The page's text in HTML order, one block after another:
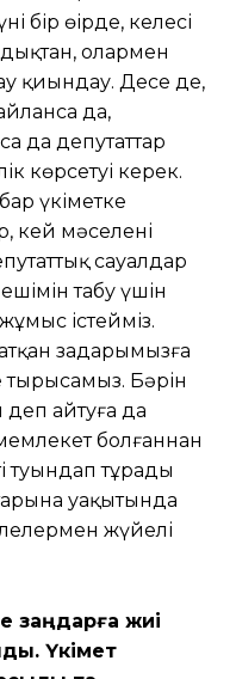
бір өңірде, келесі
олармен
қиындау. Десе де,
да,
да депутаттар
көрсетуі керек.
үкіметке
кей мəселені
сауалдар
табу үшін
істейміз.
заңдарымызға
тырысамыз. Бəрін
деп айтуға да
болғаннан
туындап тұрады
уақытында
жүйелі
заңдарға жиі
Үкімет